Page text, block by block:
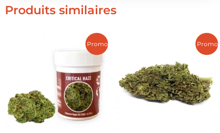
Produits similaires
Promo ! Promo